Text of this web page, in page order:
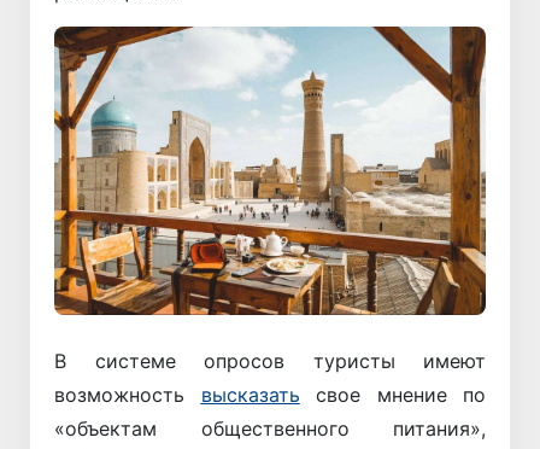
В системе опросов туристы имеют
возможность высказать свое мнение по
«объектам общественного питания»,